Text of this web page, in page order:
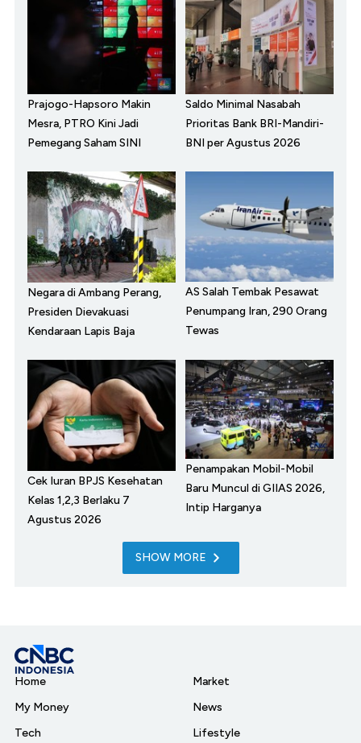
Prajogo-Hapsoro Makin
Mesra, PTRO Kini Jadi
Pemegang Saham SINI
Saldo Minimal Nasabah
Prioritas Bank BRI-Mandiri-
BNI per Agustus 2026
Negara di Ambang Perang,
Presiden Dievakuasi
Kendaraan Lapis Baja
AS Salah Tembak Pesawat
Penumpang Iran, 290 Orang
Tewas
Cek Iuran BPJS Kesehatan
Kelas 1,2,3 Berlaku 7
Agustus 2026
Penampakan Mobil-Mobil
Baru Muncul di GIIAS 2026,
Intip Harganya
SHOW MORE
Home
My Money
Tech
Market
News
Lifestyle